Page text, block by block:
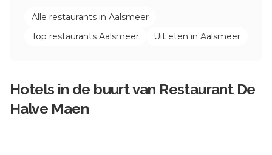
Alle restaurants in Aalsmeer
Top restaurants Aalsmeer Uit eten in Aalsmeer
Hotels in de buurt van Restaurant De
Halve Maen